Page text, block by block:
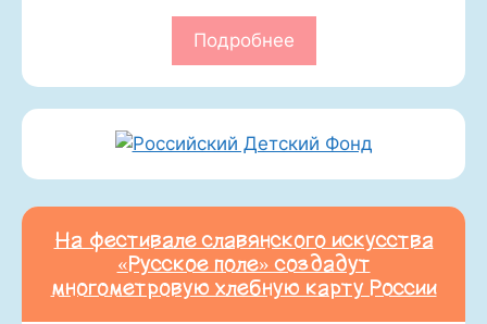
Подробнее
На фестивале славянского искусства
«Русское поле» создадут
многометровую хлебную карту России